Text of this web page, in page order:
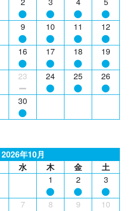
9 10 11 12
16 17 18 19
23 24 25 26
30
2026年10月
水 木 金
土
1
2 3
7 8 9 10